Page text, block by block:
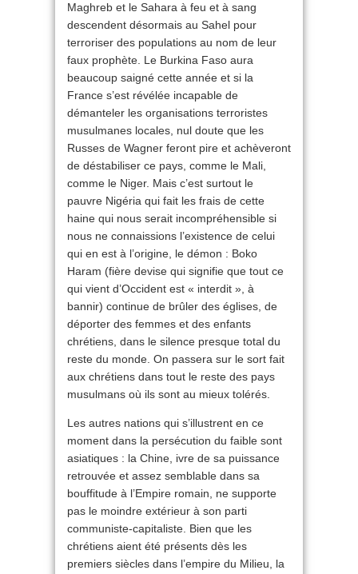
Maghreb et le Sahara à feu et à sang
descendent désormais au Sahel pour
terroriser des populations au nom de leur
faux prophète. Le Burkina Faso aura
beaucoup saigné cette année et si la
France s’est révélée incapable de
démanteler les organisations terroristes
musulmanes locales, nul doute que les
Russes de Wagner feront pire et achèveront
de déstabiliser ce pays, comme le Mali,
comme le Niger. Mais c’est surtout le
pauvre Nigéria qui fait les frais de cette
haine qui nous serait incompréhensible si
nous ne connaissions l’existence de celui
qui en est à l’origine, le démon : Boko
Haram (fière devise qui signifie que tout ce
qui vient d’Occident est « interdit », à
bannir) continue de brûler des églises, de
déporter des femmes et des enfants
chrétiens, dans le silence presque total du
reste du monde. On passera sur le sort fait
aux chrétiens dans tout le reste des pays
musulmans où ils sont au mieux tolérés.
Les autres nations qui s’illustrent en ce
moment dans la persécution du faible sont
asiatiques : la Chine, ivre de sa puissance
retrouvée et assez semblable dans sa
bouffitude à l’Empire romain, ne supporte
pas le moindre extérieur à son parti
communiste-capitaliste. Bien que les
chrétiens aient été présents dès les
premiers siècles dans l’empire du Milieu, la